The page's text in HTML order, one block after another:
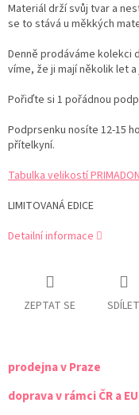
Materiál drží svůj tvar a
se to stává u měkkých
Denně prodáváme kolekci
víme, že ji mají několik let
Pořiďte si 1 pořádnou
Podprsenku nosíte 12-15
přítelkyní.
Tabulka velikostí
LIMITOVANÁ EDICE
Detailní informace
ZEPTAT SE SDÍLET
prodejna v Praze
doprava v rámci ČR a EU